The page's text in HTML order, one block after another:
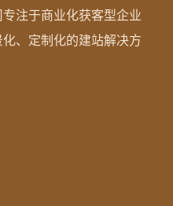
注于商业化获客型企业
、定制化的建站解决方